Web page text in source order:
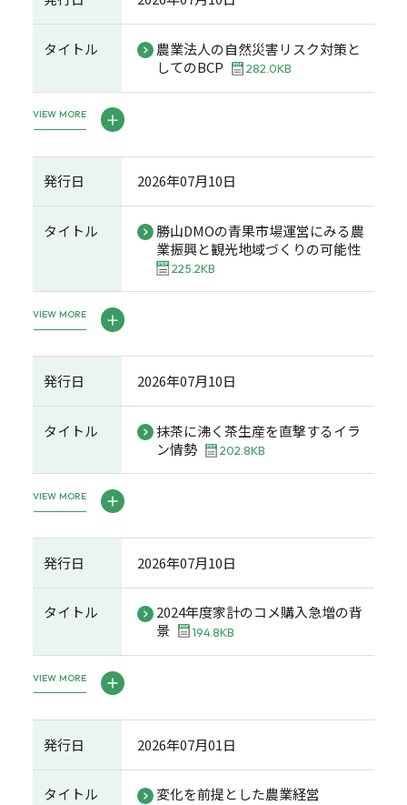
タイトル
農業法人の自然災害リスク対策と
してのBCP
282.0KB
VIEW MORE
発行日 2026年07月10日
タイトル
勝山DMOの青果市場運営にみる農
業振興と観光地域づくりの可能性
225.2KB
VIEW MORE
発行日 2026年07月10日
タイトル
抹茶に沸く茶生産を直撃するイラ
ン情勢
202.8KB
VIEW MORE
発行日 2026年07月10日
タイトル
2024年度家計のコメ購入急増の背
景
194.8KB
VIEW MORE
発行日 2026年07月01日
タイトル 変化を前提とした農業経営